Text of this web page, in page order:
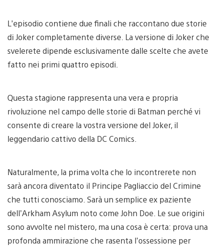
L’episodio contiene due finali che raccontano due storie
di Joker completamente diverse. La versione di Joker che
svelerete dipende esclusivamente dalle scelte che avete
fatto nei primi quattro episodi.
Questa stagione rappresenta una vera e propria
rivoluzione nel campo delle storie di Batman perché vi
consente di creare la vostra versione del Joker, il
leggendario cattivo della DC Comics.
Naturalmente, la prima volta che lo incontrerete non
sarà ancora diventato il Principe Pagliaccio del Crimine
che tutti conosciamo. Sarà un semplice ex paziente
dell’Arkham Asylum noto come John Doe. Le sue origini
sono avvolte nel mistero, ma una cosa è certa: prova una
profonda ammirazione che rasenta l’ossessione per